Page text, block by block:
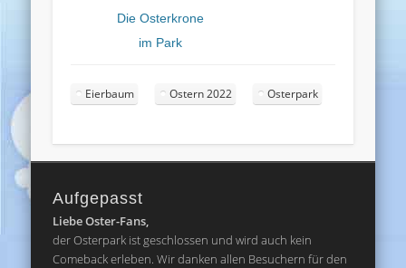
Die Osterkrone
im Park
Eierbaum Ostern 2022 Osterpark
Aufgepasst
Liebe Oster-Fans,
der Osterpark ist geschlossen und wird auch kein
Comeback erleben. Wir danken allen Besuchern für den